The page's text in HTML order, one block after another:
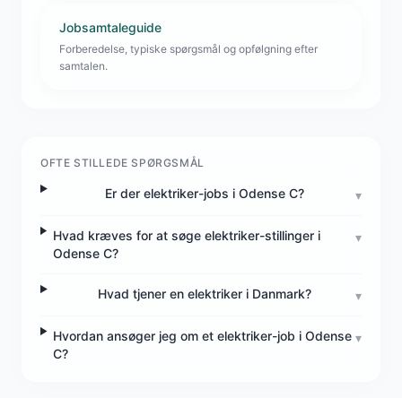
Jobsamtaleguide
Forberedelse, typiske spørgsmål og opfølgning efter
samtalen.
OFTE STILLEDE SPØRGSMÅL
Er der elektriker-jobs i Odense C? ▾
Hvad kræves for at søge elektriker-stillinger i
Odense C?
▾
Hvad tjener en elektriker i Danmark? ▾
Hvordan ansøger jeg om et elektriker-job i Odense
C?
▾